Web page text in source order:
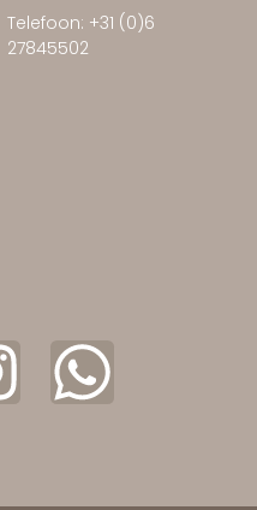
Telefoon: +31 (0)6
27845502